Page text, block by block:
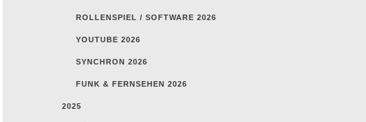
ROLLENSPIEL / SOFTWARE 2026
YOUTUBE 2026
SYNCHRON 2026
FUNK & FERNSEHEN 2026
2025